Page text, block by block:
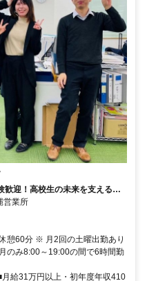
歓迎！高校生の未来を支えるお
営業所
憩60分 ※ 月2回の土曜出勤あり
のみ8:00～19:00の間で6時間勤
給31万円以上・初年度年収410